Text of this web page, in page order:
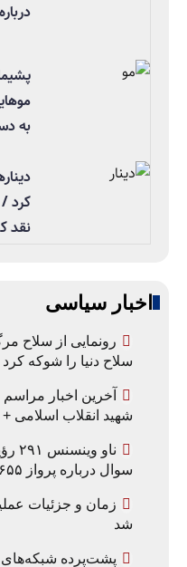
به
کرد /
نقد
اخبار سیاسی
رونمایی از سلاح
سلاح دنیا را شوکه کرد
آخرین اخبار مراسم
شهید انقلاب
سوال درباره پرواز ۶۵۵
زمان و جزئیات
شد
پشت‌پرده